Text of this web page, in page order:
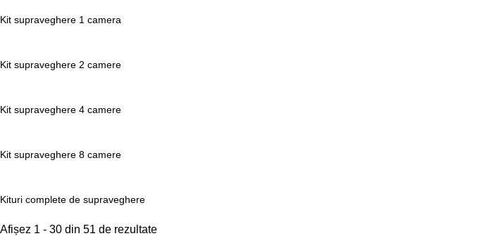
Kit supraveghere 1 camera
Kit supraveghere 2 camere
Kit supraveghere 4 camere
Kit supraveghere 8 camere
Kituri complete de supraveghere
Afișez 1 - 30 din 51 de rezultate